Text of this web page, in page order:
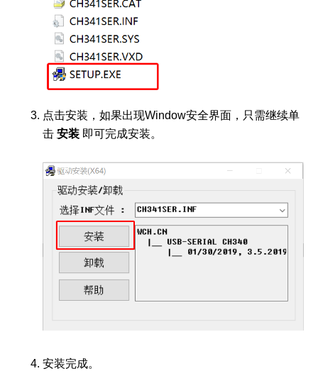
点击安装，如果出现Window安全界面，只需继续单
击 安装 即可完成安装。
安装完成。